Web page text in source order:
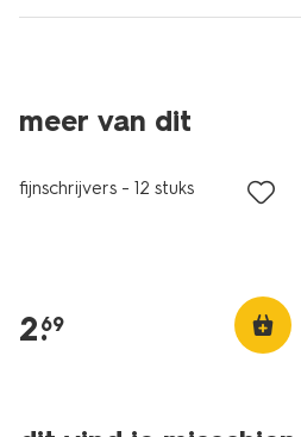
meer van dit
fijnschrijvers - 12 stuks
2.
69